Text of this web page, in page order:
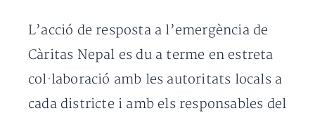
L’acció de resposta a l’emergència de
Càritas Nepal es du a terme en estreta
col·laboració amb les autoritats locals a
cada districte i amb els responsables del